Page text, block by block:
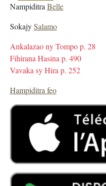
Nampiditra Belle
SokajySalamo
Ankalazao ny Tompo p. 28
Fihirana Hasina p. 490
Vavaka sy Hira p. 252
Hampiditra feo